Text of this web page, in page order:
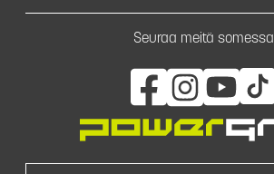
Seuraa meitä somessa